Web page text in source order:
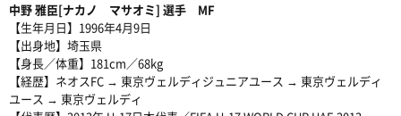
中野 雅臣[ナカノ マサオミ] 選手 MF
【生年月日】1996年4月9日
【出身地】埼玉県
【身長／体重】181cm／68kg
【経歴】ネオスFC → 東京ヴェルディジュニアユース → 東京ヴェルディ
ユース → 東京ヴェルディ